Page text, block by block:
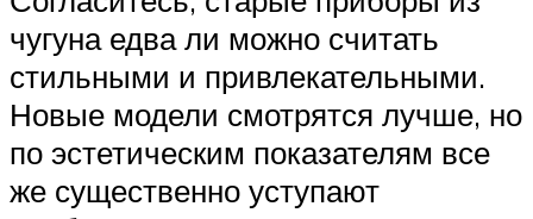
чугуна едва ли можно считать
стильными и привлекательными.
Новые модели смотрятся лучше, но
по эстетическим показателям все
же существенно уступают